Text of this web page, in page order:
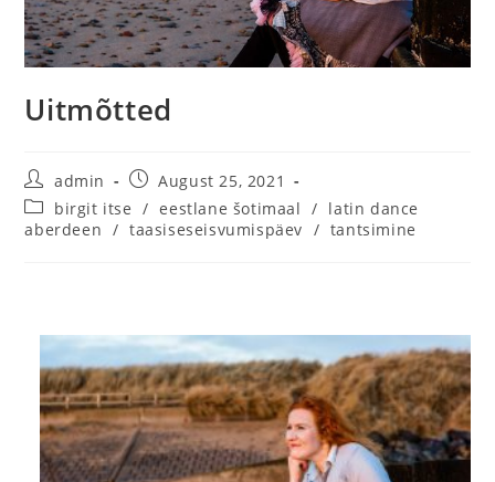
Uitmõtted
admin
August 25, 2021
birgit itse / eestlane šotimaal / latin dance
aberdeen / taasiseseisvumispäev / tantsimine